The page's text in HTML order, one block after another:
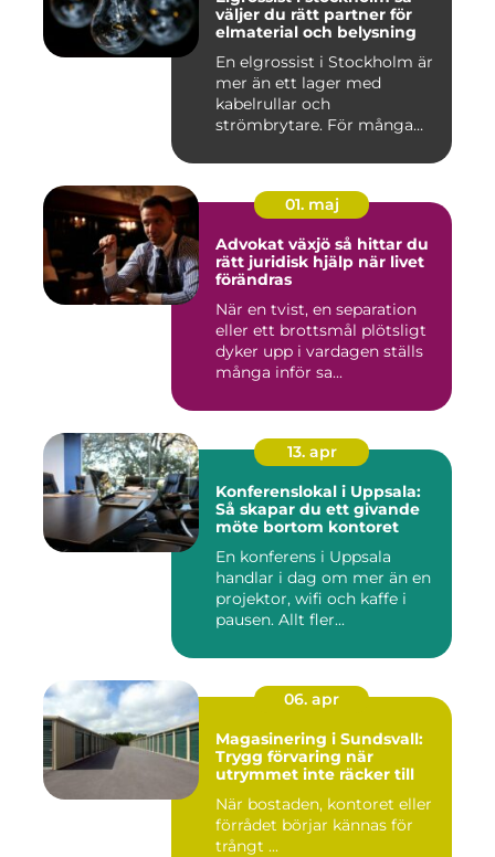
väljer du rätt partner för
elmaterial och belysning
En elgrossist i Stockholm är
mer än ett lager med
kabelrullar och
strömbrytare. För många
01. maj
Advokat växjö så hittar du
rätt juridisk hjälp när livet
förändras
När en tvist, en separation
eller ett brottsmål plötsligt
dyker upp i vardagen ställs
många inför sa...
13. apr
Konferenslokal i Uppsala:
Så skapar du ett givande
möte bortom kontoret
En konferens i Uppsala
handlar i dag om mer än en
projektor, wifi och kaffe i
pausen. Allt fler...
06. apr
Magasinering i Sundsvall:
Trygg förvaring när
utrymmet inte räcker till
När bostaden, kontoret eller
förrådet börjar kännas för
trångt ...